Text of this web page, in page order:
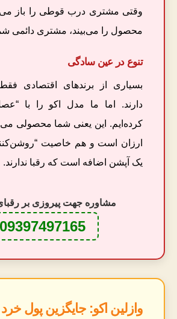
وقتی مشتری درب قوطی را باز
محصول را می‌بیند، مشتری دائمی
تنوع در عین سادگی
بسیاری از برندهای اقتصادی
دارند. اما ما مدل اکو را با
کرده‌ایم. این یعنی شما محصولی
ارزان است و هم خاصیت
یک آپشن اضافه است که رقبا ندارند.
مشاوره جهت پیروزی بر
09397497165
وازلین اکو: جایگزین پول